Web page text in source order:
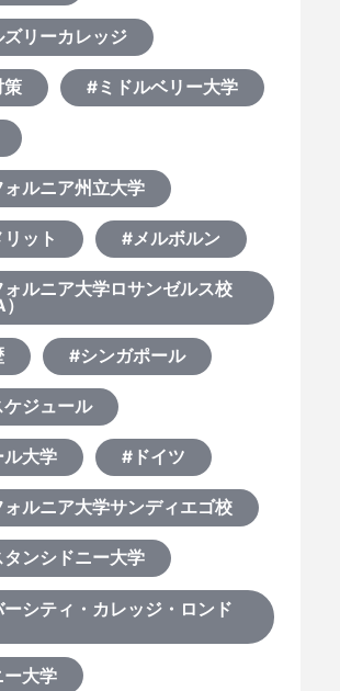
リーカレッジ
策 #ミドルベリー大学
ルニア州立大学
ット #メルボルン
ルニア大学ロサンゼルス校
#シンガポール
ジュール
大学 #ドイツ
ルニア大学サンディエゴ校
ンシドニー大学
シティ・カレッジ・ロンド
大学